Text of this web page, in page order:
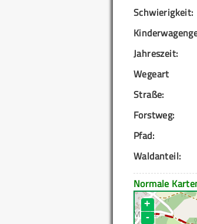
Schwierigkeit:
Jahreszeit:
Wegeart
Straße:
Forstweg:
Pfad:
Waldanteil:
Normale
+
-